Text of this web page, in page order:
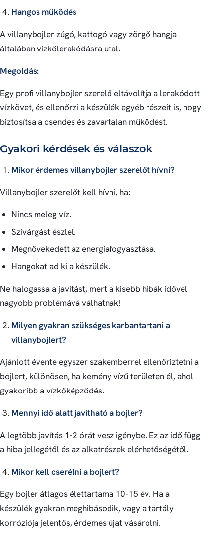
Hangos működés
A villanybojler zúgó, kattogó vagy zörgő hangja
általában vízkőlerakódásra utal.
Megoldás:
Egy profi villanybojler szerelő eltávolítja a lerakódott
vízkövet, és ellenőrzi a készülék egyéb részeit is, hogy
biztosítsa a csendes és zavartalan működést.
Gyakori kérdések és válaszok
Mikor érdemes villanybojler szerelőt hívni?
Villanybojler szerelőt kell hívni, ha:
Nincs meleg víz.
Szivárgást észlel.
Megnövekedett az energiafogyasztása.
Hangokat ad ki a készülék.
Ne halogassa a javítást, mert a kisebb hibák idővel
nagyobb problémává válhatnak!
Milyen gyakran szükséges karbantartani a
villanybojlert?
Ajánlott évente egyszer szakemberrel ellenőriztetni a
bojlert, különösen, ha kemény vízű területen él, ahol
gyakoribb a vízkőképződés.
Mennyi idő alatt javítható a bojler?
A legtöbb javítás 1-2 órát vesz igénybe. Ez az idő függ
a hiba jellegétől és az alkatrészek elérhetőségétől.
Mikor kell cserélni a bojlert?
Egy bojler átlagos élettartama 10-15 év. Ha a
készülék gyakran meghibásodik, vagy a tartály
korróziója jelentős, érdemes újat vásárolni.